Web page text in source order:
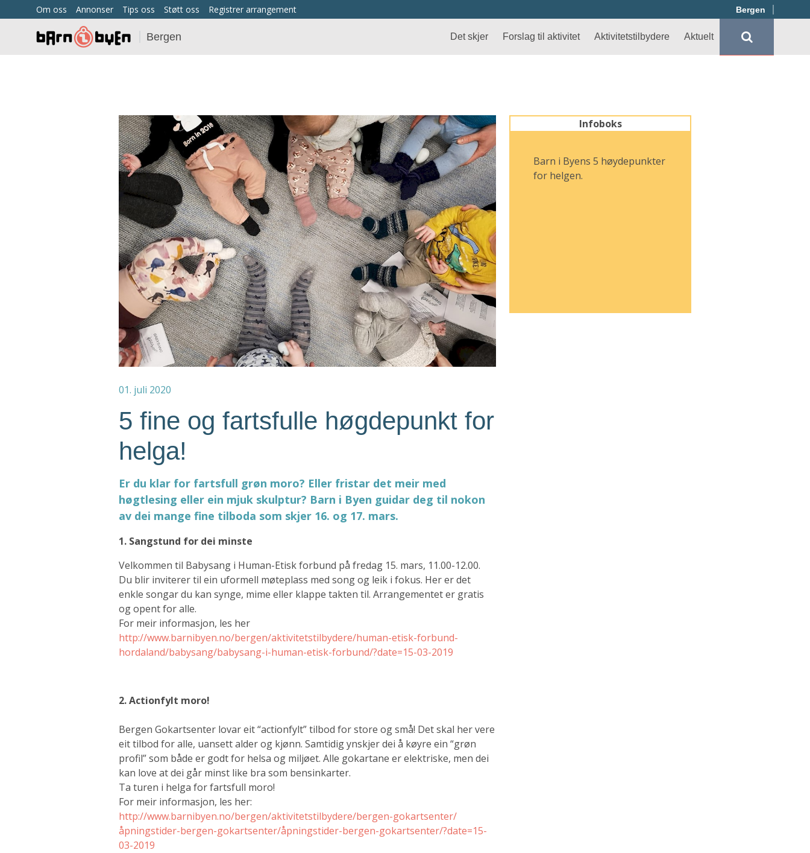
Om oss Annonser Tips oss Støtt oss Registrer arrangement Bergen
Bergen Det skjer Forslag til aktivitet Aktivitetstilbydere Aktuelt
01. juli 2020
5 fine og fartsfulle høgdepunkt for
helga!
Er du klar for fartsfull grøn moro? Eller fristar det meir med
høgtlesing eller ein mjuk skulptur? Barn i Byen guidar deg til nokon
av dei mange fine tilboda som skjer 16. og 17. mars.
1. Sangstund for dei minste
Velkommen til Babysang i Human-Etisk forbund på fredag 15. mars, 11.00-12.00.
Du blir inviterer til ein uformell møteplass med song og leik i fokus. Her er det
enkle songar du kan synge, mime eller klappe takten til. Arrangementet er gratis
og opent for alle.
For meir informasjon, les her
http://www.barnibyen.no/bergen/aktivitetstilbydere/human-etisk-forbund-
hordaland/babysang/babysang-i-human-etisk-forbund/?date=15-03-2019
2. Actionfylt moro!
Bergen Gokartsenter lovar eit “actionfylt” tilbod for store og små! Det skal her vere
eit tilbod for alle, uansett alder og kjønn. Samtidig ynskjer dei å køyre ein “grøn
profil” som både er godt for helsa og miljøet. Alle gokartane er elektriske, men dei
kan love at dei går minst like bra som bensinkarter.
Ta turen i helga for fartsfull moro!
For meir informasjon, les her:
http://www.barnibyen.no/bergen/aktivitetstilbydere/bergen-gokartsenter/
åpningstider-bergen-gokartsenter/åpningstider-bergen-gokartsenter/?date=15-
03-2019
Infoboks
Barn i Byens 5 høydepunkter
for helgen.